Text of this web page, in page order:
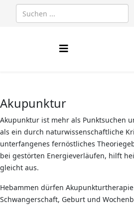
Akupunktur
Akupunktur ist mehr als Punktsuchen
als ein durch naturwissenschaftliche
unterfangenes fernöstliches
bei gestörten Energieverläufen, hilft
gleicht aus.
Hebammen dürfen
Schwangerschaft, Geburt und